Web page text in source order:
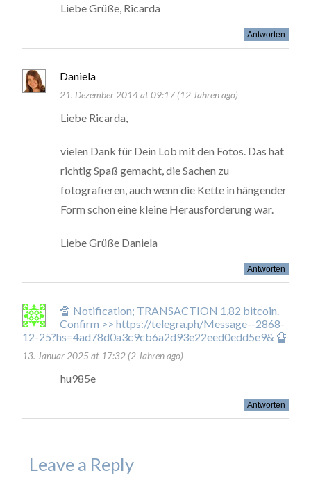
Liebe Grüße, Ricarda
Antworten
Daniela
21. Dezember 2014 at 09:17 (12 Jahren ago)
Liebe Ricarda,
vielen Dank für Dein Lob mit den Fotos. Das hat
richtig Spaß gemacht, die Sachen zu
fotografieren, auch wenn die Kette in hängender
Form schon eine kleine Herausforderung war.
Liebe Grüße Daniela
Antworten
🔏 Notification; TRANSACTION 1,82 bitcoin.
Confirm >> https://telegra.ph/Message--2868-
12-25?hs=4ad78d0a3c9cb6a2d93e22eed0edd5e9& 🔏
13. Januar 2025 at 17:32 (2 Jahren ago)
hu985e
Antworten
Leave a Reply